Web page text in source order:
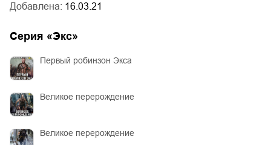
Добавлена: 16.03.21
Серия «Экс»
Первый робинзон Экса
Великое перерождение
Великое перерождение